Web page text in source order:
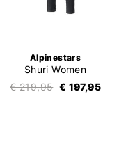
Alpinestars
Shuri Women
€ 219,95 € 197,95